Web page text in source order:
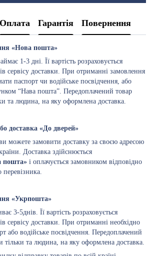
Оплата Гарантія Повернення
«Нова пошта»
1-3 дні. Її вартість розраховується
сервісу доставки. При отриманні замовлення
паспорт чи водійське посвідчення, або
“Нава пошта”. Передоплачений товар
та людина, на яку оформлена доставка.
доставка «До дверей»
можете замовити доставку за своєю адресою
Доставка здійснюється
пошта» і оплачується замовником відповідно
перевізника.
«Укрпошта»
3-5днів. Її вартість розраховується
сервісу доставки. При отриманні необхідно
або водійське посвідчення. Передоплачений
тільки та людина, на яку оформлена доставка.